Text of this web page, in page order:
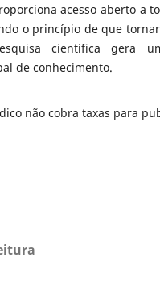
acesso aberto a
o princípio de que
científica gera
de conhecimento.
não cobra taxas para